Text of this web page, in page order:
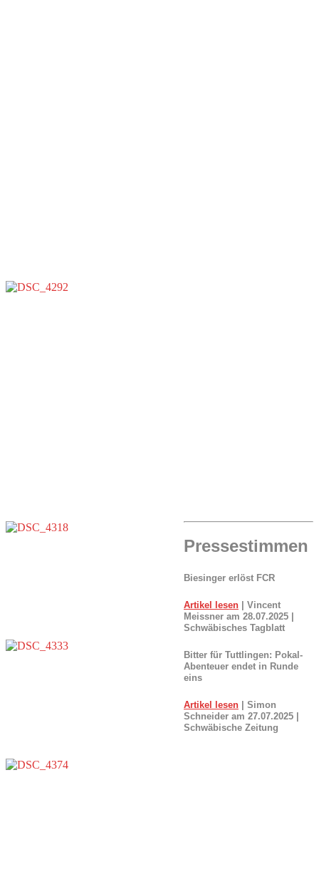
Pressestimmen
Biesinger erlöst FCR
Artikel lesen | Vincent
Meissner am 28.07.2025 |
Schwäbisches Tagblatt
Bitter für Tuttlingen: Pokal-
Abenteuer endet in Runde
eins
Artikel lesen | Simon
Schneider am 27.07.2025 |
Schwäbische Zeitung